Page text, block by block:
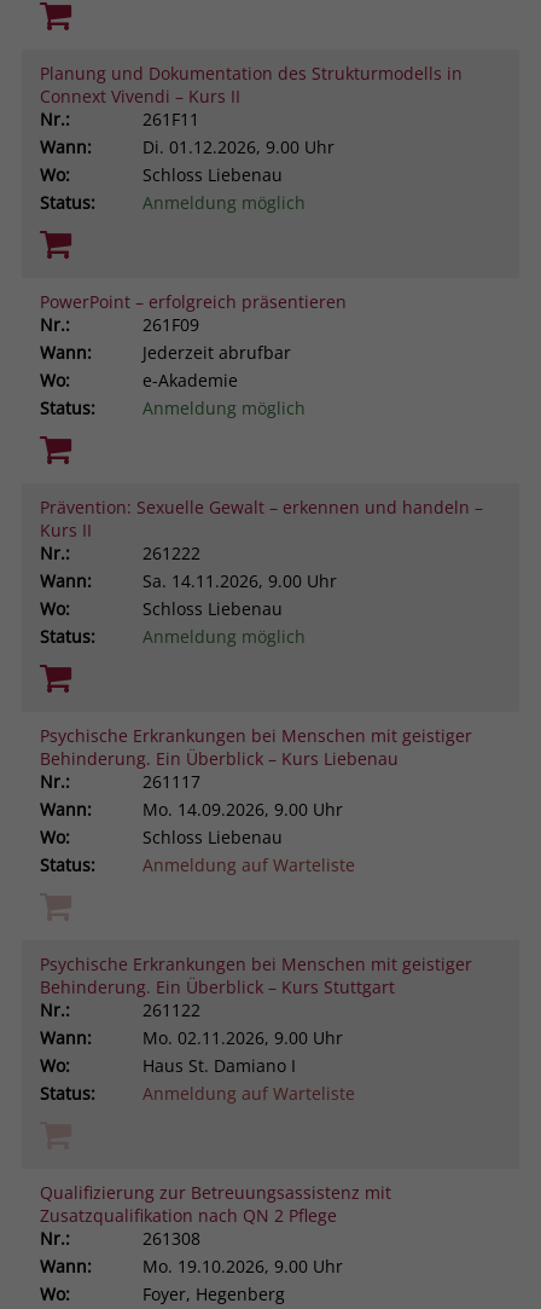
Planung und Dokumentation des Strukturmodells in
Connext Vivendi – Kurs II
Nr.:
261F11
Wann:
Di. 01.12.2026, 9.00 Uhr
Wo:
Schloss Liebenau
Status:
Anmeldung möglich
PowerPoint – erfolgreich präsentieren
Nr.:
261F09
Wann:
Jederzeit abrufbar
Wo:
e-Akademie
Status:
Anmeldung möglich
Prävention: Sexuelle Gewalt – erkennen und handeln –
Kurs II
Nr.:
261222
Wann:
Sa. 14.11.2026, 9.00 Uhr
Wo:
Schloss Liebenau
Status:
Anmeldung möglich
Psychische Erkrankungen bei Menschen mit geistiger
Behinderung. Ein Überblick – Kurs Liebenau
Nr.:
261117
Wann:
Mo. 14.09.2026, 9.00 Uhr
Wo:
Schloss Liebenau
Status:
Anmeldung auf Warteliste
Psychische Erkrankungen bei Menschen mit geistiger
Behinderung. Ein Überblick – Kurs Stuttgart
Nr.:
261122
Wann:
Mo. 02.11.2026, 9.00 Uhr
Wo:
Haus St. Damiano I
Status:
Anmeldung auf Warteliste
Qualifizierung zur Betreuungsassistenz mit
Zusatzqualifikation nach QN 2 Pflege
Nr.:
261308
Wann:
Mo. 19.10.2026, 9.00 Uhr
Wo:
Foyer, Hegenberg